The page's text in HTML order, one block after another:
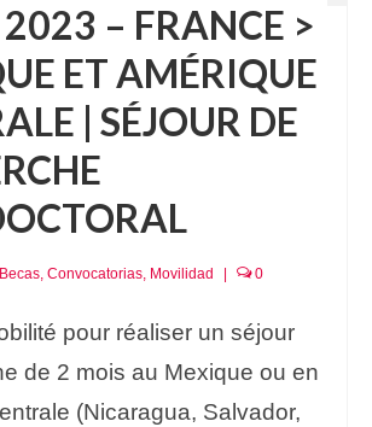
– FRANCE >
ET AMÉRIQUE
| SÉJOUR DE
Becas, Convocatorias, Movilidad 0
pour réaliser un séjour
de 2 mois au Mexique ou en
(Nicaragua, Salvador,